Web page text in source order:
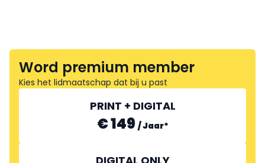
Word premium member
Kies het lidmaatschap dat bij u past
PRINT + DIGITAL
€ 149 /Jaar*